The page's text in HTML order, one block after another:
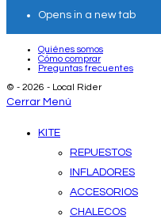
Opens in a new tab
Quiénes somos
Cómo comprar
Preguntas frecuentes
© - 2026 - Local Rider
Cerrar Menú
KITE
REPUESTOS
INFLADORES
ACCESORIOS
CHALECOS